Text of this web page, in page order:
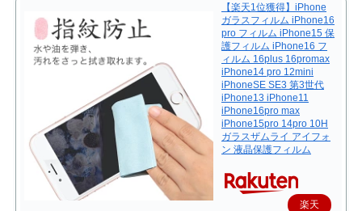
【楽天1位獲得】iPhone
ガラスフィルム iPhone16
pro フィルム iPhone15 保
護フィルム iPhone16 フ
ィルム 16plus 16promax
iPhone14 pro 12mini
iPhoneSE SE3 第3世代
iPhone13 iPhone11
iPhone16pro max
iPhone15pro 14pro 10H
ガラスザムライ アイフォ
ン 液晶保護フィルム
楽天